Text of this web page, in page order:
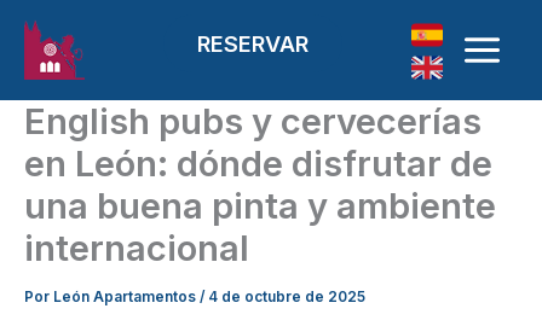
Ir al contenido
RESERVAR
English pubs y cervecerías
en León: dónde disfrutar de
una buena pinta y ambiente
internacional
Por León Apartamentos / 4 de octubre de 2025